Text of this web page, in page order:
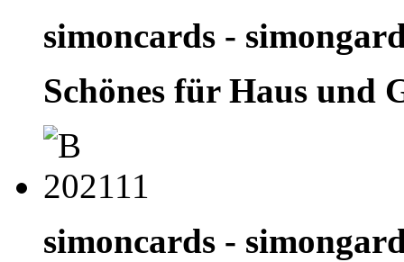
simoncards -
Schönes für Haus und
simoncards -